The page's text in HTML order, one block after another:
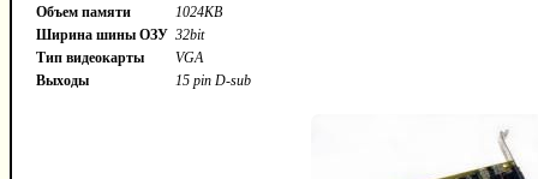
Объем памяти
1024KB
Ширина шины ОЗУ 32bit
Тип видеокарты
VGA
Выходы
15 pin D-sub